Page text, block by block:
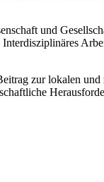
und
zur lokalen